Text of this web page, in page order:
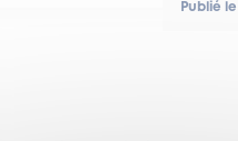
Publié le